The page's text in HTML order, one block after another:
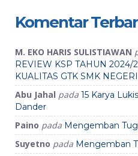
Komentar
M. EKO HARIS SULISTIAWAN
REVIEW KSP TAHUN 2024/
KUALITAS GTK SMK
Abu Jahal pada 15 Karya
Dander
Paino pada Mengemban
Suyetno pada Mengemban